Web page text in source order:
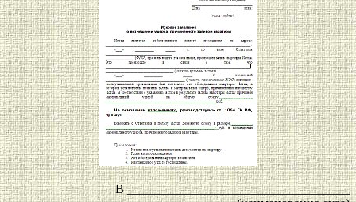
В ___________________________________